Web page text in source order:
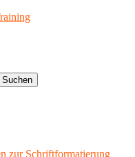
zur Schriftformatierung